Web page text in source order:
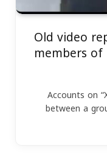
Old video
members
Accounts on
between a